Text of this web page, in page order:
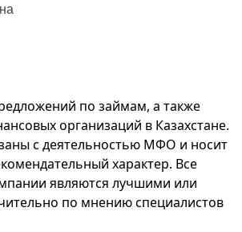
по займам, а также
организаций в Казахстане.
с деятельностью МФО и носит
характер. Все
являются лучшими или
по мнению специалистов